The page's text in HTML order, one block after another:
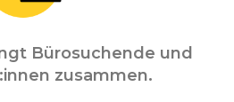
Bürosuchende und
zusammen.